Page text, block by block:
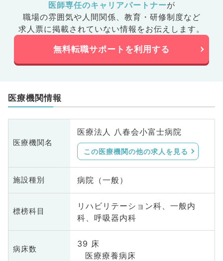
医師専任のキャリアパートナーが
職場の雰囲気や人間関係、 教育・研修制度など
求人票に掲載されていない情報をお伝えします。
無料転職サポートを利用する
医療機関情報
医療機関名
医療法人 八春会小富士病院
この医療機関の他の求人を見る
施設種別 病院（一般）
標榜科目
リハビリテーション科、一般内
科、呼吸器内科
病床数
39 床
医療療養病床